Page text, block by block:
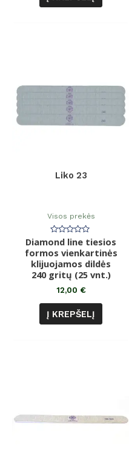
Liko 23
Visos prekės
Įvertinimas:
0
iš
5
Diamond line tiesios
formos vienkartinės
klijuojamos dildės
240 gritų (25 vnt.)
12,00 €
Į KREPŠELĮ